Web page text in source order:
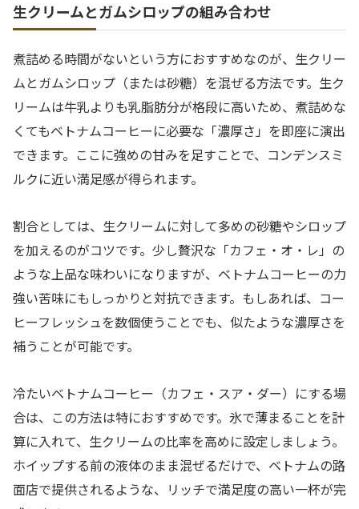
生クリームとガムシロップの組み合わせ
煮詰める時間がないという方におすすめなのが、生クリー
ムとガムシロップ（または砂糖）を混ぜる方法です。生ク
リームは牛乳よりも乳脂肪分が格段に高いため、煮詰めな
くてもベトナムコーヒーに必要な「濃厚さ」を即座に演出
できます。ここに強めの甘みを足すことで、コンデンスミ
ルクに近い満足感が得られます。
割合としては、生クリームに対して多めの砂糖やシロップ
を加えるのがコツです。少し贅沢な「カフェ・オ・レ」の
ような上品な味わいになりますが、ベトナムコーヒーの力
強い苦味にもしっかりと対抗できます。もしあれば、コー
ヒーフレッシュを数個使うことでも、似たような濃厚さを
補うことが可能です。
冷たいベトナムコーヒー（カフェ・スア・ダー）にする場
合は、この方法は特におすすめです。氷で薄まることを計
算に入れて、生クリームの比率を高めに設定しましょう。
ホイップする前の液体のまま混ぜるだけで、ベトナムの路
面店で提供されるような、リッチで満足度の高い一杯が完